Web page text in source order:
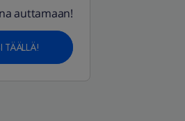
auttamaan!
TÄÄLLÄ!